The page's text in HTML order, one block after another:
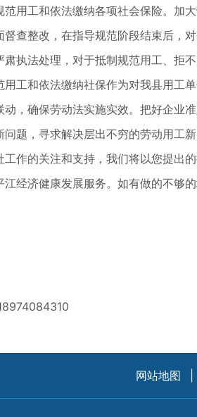
用工和依法缴纳各项社会保险。加
查整改，在指导规范阶段结束后，
执法处理，对于抵制规范用工、拒
工和依法缴纳社保作为对我县用工
确保劳动法实施实效。把好企业准
，寻求解决层出不穷的劳动用工新
的关注和支持，我们将以您提出
经济健康发展服务。如有做的不够的
网站地图